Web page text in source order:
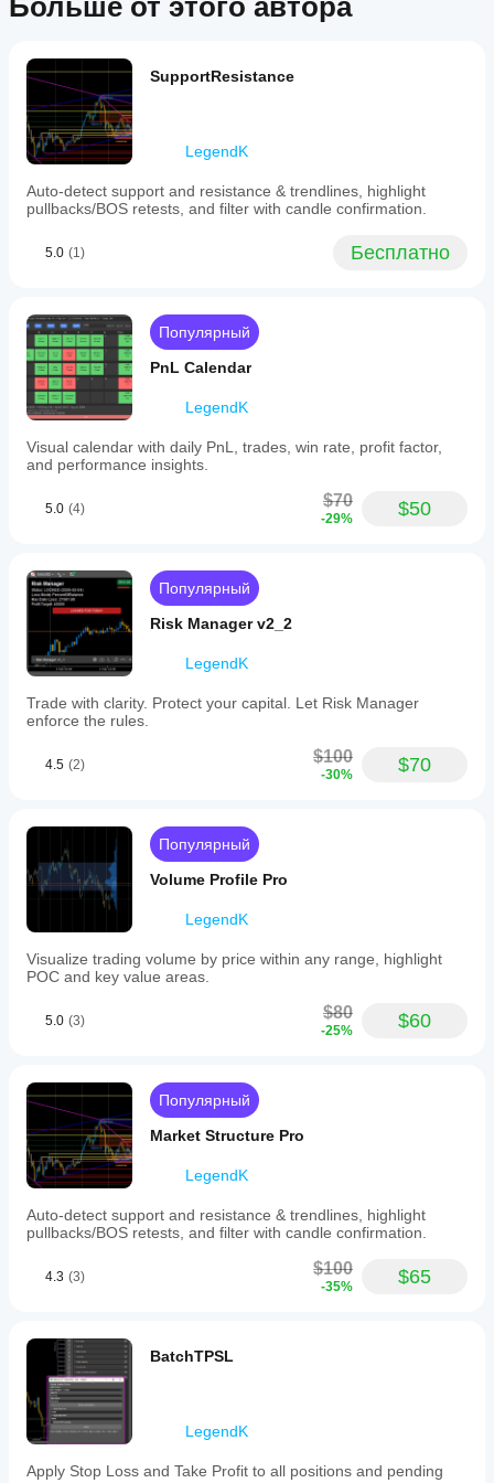
and
points.
It
highlights
pullbacks
and
of
structure
providing
for
potential
trade
entries.
The
indicator
incorporates
confirmation
to
signals,
the
accuracy
of
trade
setups.
It
multiple
markets
cryptocurrencies
ETH),
commodities
(e.g.,
gold,
oil),
(e.g.,
SP500),
and
Key
identification
of
swing
structures,
highlighting
of
zones,
and
candle
This
tool
is
intended
for
use
on
symbols
инструментам
как он ведет
себя в разных
рыночных
условиях.
параметры
Да, вы
можете
изменять
параметры,
чтобы
адаптировать
под свою
стратегию.
рекомендации или какие-либо гарантии будущей доходности.
Больше от этого автора
SupportResistance
LegendK
Auto-detect support and resistance & trendlines, highlight
pullbacks/BOS retests, and filter with candle confirmation.
5.0 (1) Бесплатно
Популярный
PnL Calendar
LegendK
Visual calendar with daily PnL, trades, win rate, profit factor,
and performance insights.
5.0 (4) $70
-29% $50
Популярный
Risk Manager v2_2
LegendK
Trade with clarity. Protect your capital. Let Risk Manager
enforce the rules.
4.5 (2) $100
-30% $70
Популярный
Volume Profile Pro
LegendK
Visualize trading volume by price within any range, highlight
POC and key value areas.
5.0 (3) $80
-25% $60
Популярный
Market Structure Pro
LegendK
Auto-detect support and resistance & trendlines, highlight
pullbacks/BOS retests, and filter with candle confirmation.
4.3 (3) $100
-35% $65
BatchTPSL
LegendK
Apply Stop Loss and Take Profit to all positions and pending